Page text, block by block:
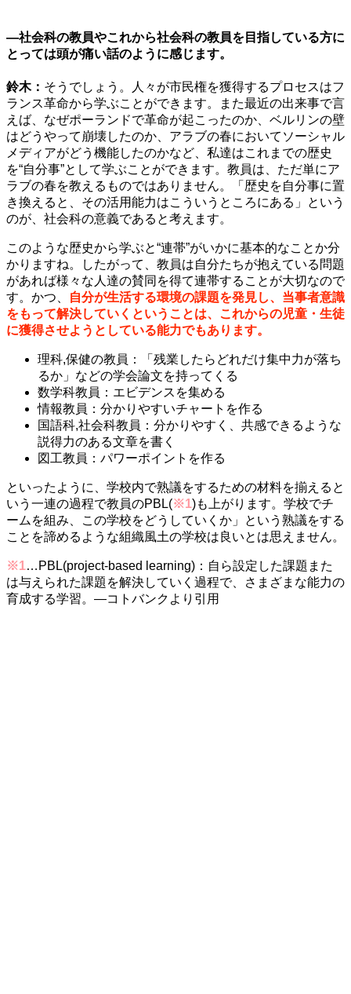
—社会科の教員やこれから社会科の教員を目指している方に
とっては頭が痛い話のように感じます。
鈴木： そうでしょう。人々が市民権を獲得するプロセスはフ
ランス革命から学ぶことができます。また最近の出来事で言
えば、なぜポーランドで革命が起こったのか、ベルリンの壁
はどうやって崩壊したのか、アラブの春においてソーシャル
メディアがどう機能したのかなど、私達はこれまでの歴史
を“自分事”として学ぶことができます。教員は、ただ単にア
ラブの春を教えるものではありません。「歴史を自分事に置
き換えると、その活用能力はこういうところにある」という
のが、社会科の意義であると考えます。
このような歴史から学ぶと“連帯”がいかに基本的なことか分
かりますね。したがって、教員は自分たちが抱えている問題
があれば様々な人達の賛同を得て連帯することが大切なので
す。かつ、
自分が生活する環境の課題を発見し、当事者意識
をもって解決していくということは、これからの児童・生徒
に獲得させようとしている能力でもあります。
理科,保健の教員：「残業したらどれだけ集中力が落ち
るか」などの学会論文を持ってくる
数学科教員：エビデンスを集める
情報教員：分かりやすいチャートを作る
国語科,社会科教員：分かりやすく、共感できるような
説得力のある文章を書く
図工教員：パワーポイントを作る
といったように、学校内で熟議をするための材料を揃えると
いう一連の過程で教員のPBL(※1)も上がります。学校でチ
ームを組み、この学校をどうしていくか」という熟議をする
ことを諦めるような組織風土の学校は良いとは思えません。
※1…PBL(project-based learning)：自ら設定した課題また
は与えられた課題を解決していく過程で、さまざまな能力の
育成する学習。—コトバンクより引用